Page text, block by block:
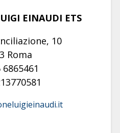
EINAUDI ETS
10
Roma
6865461